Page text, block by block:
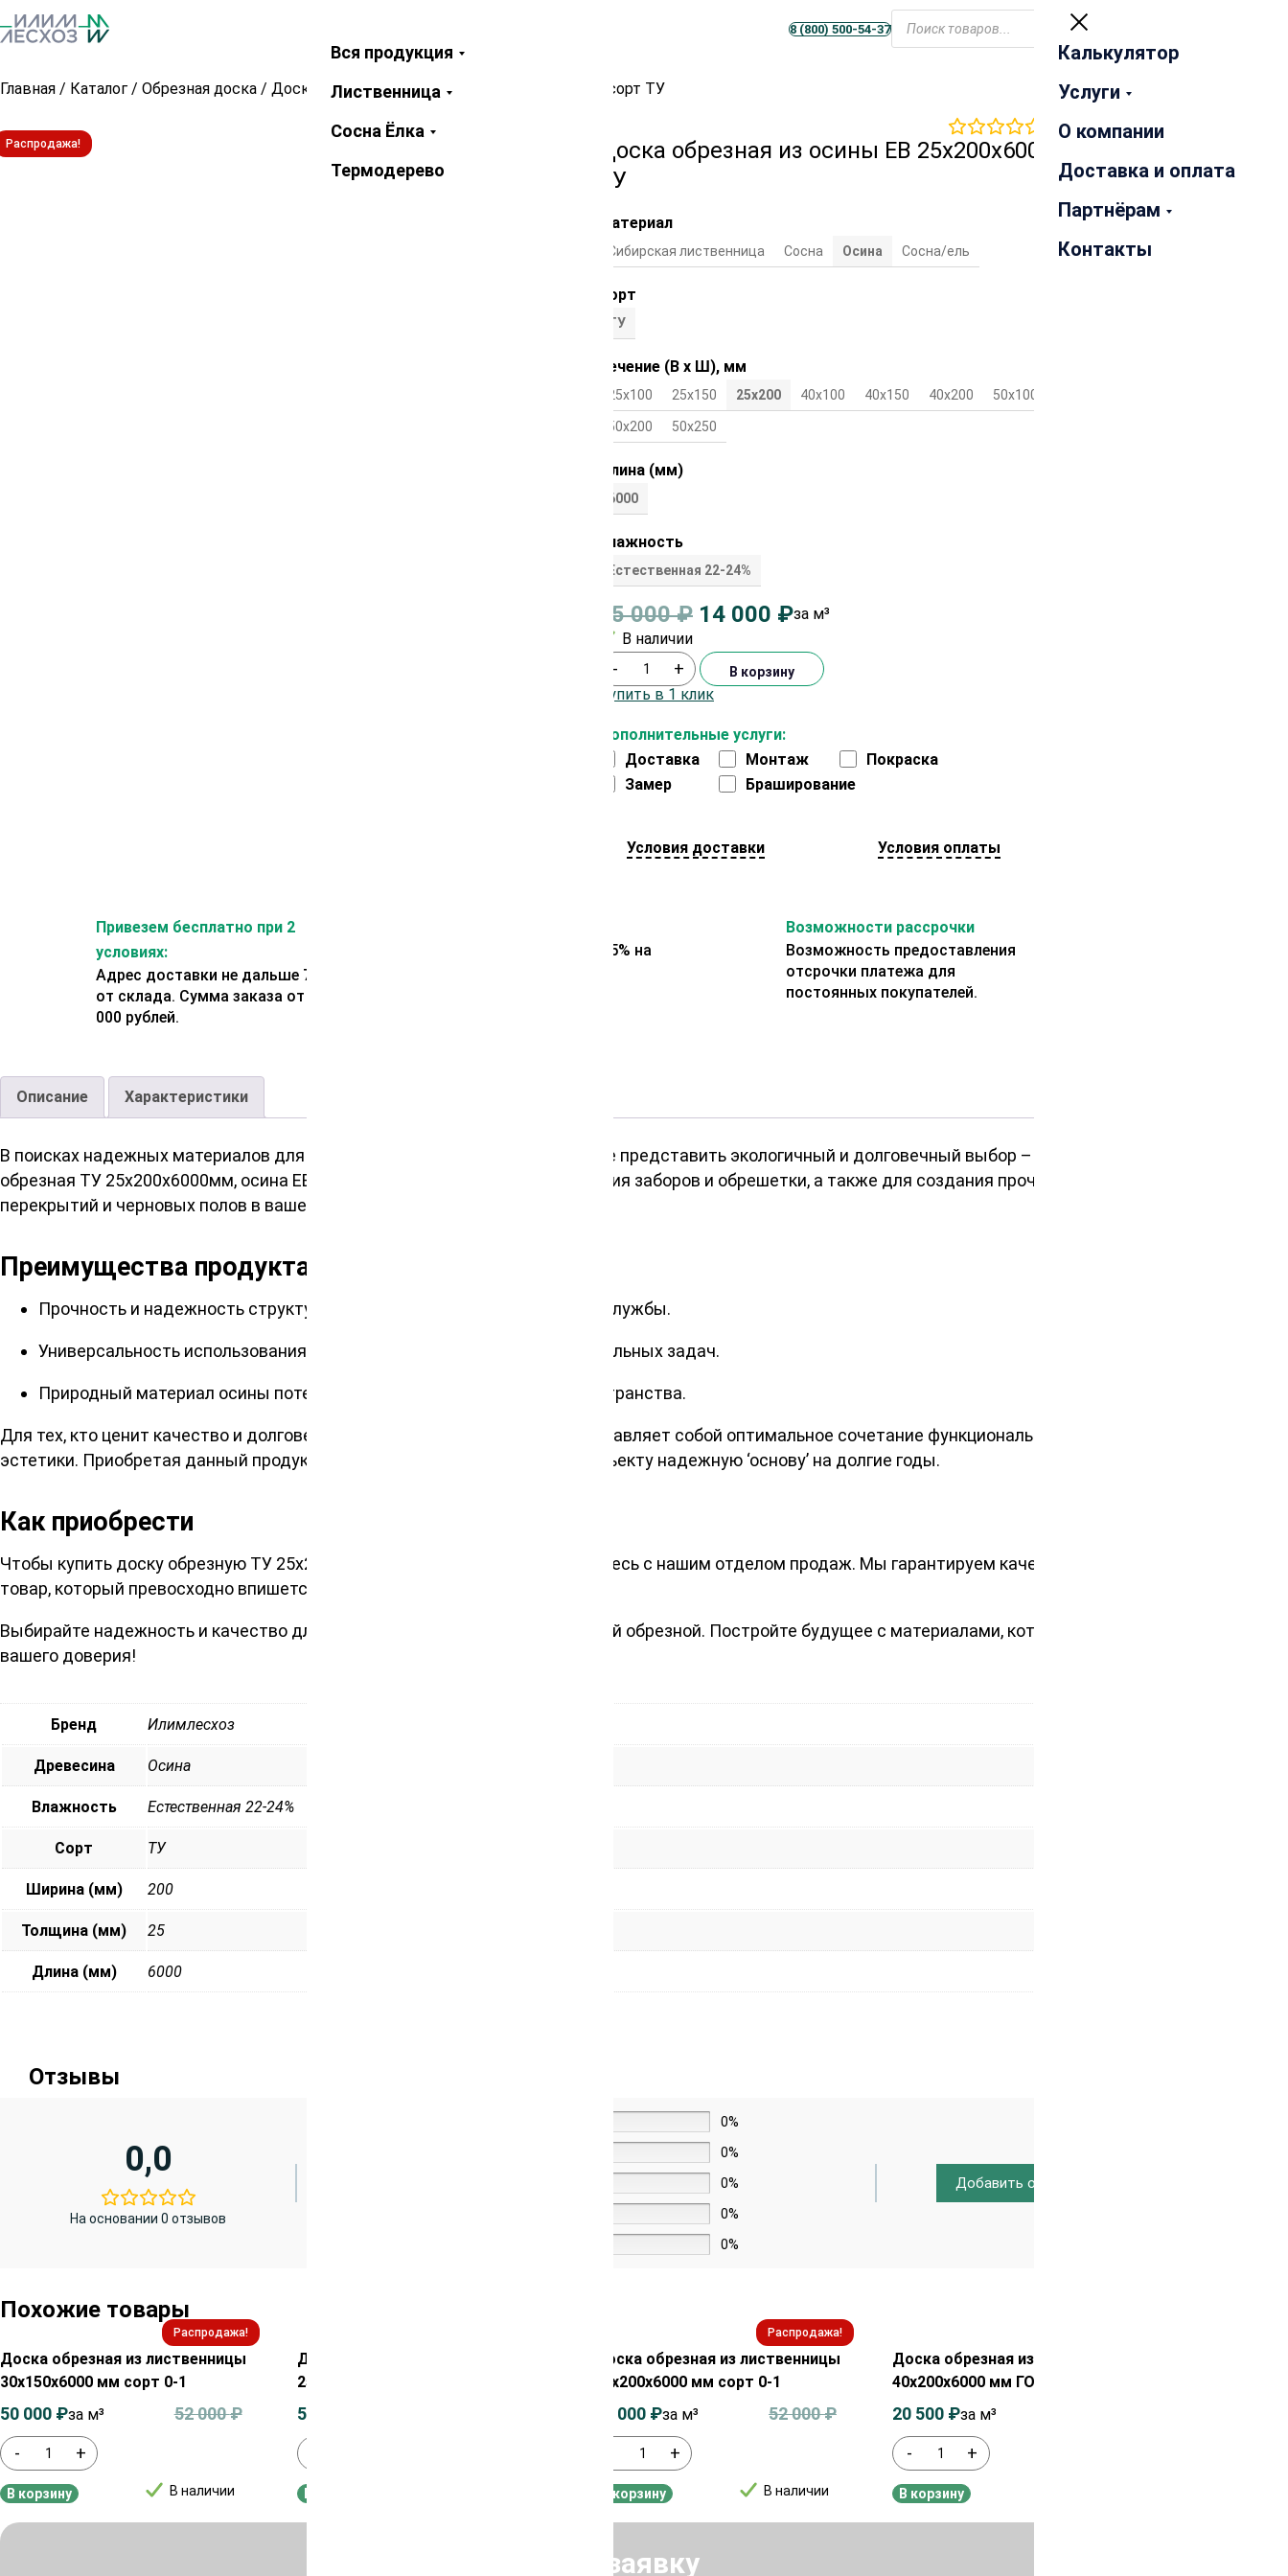
Телеграм
MAX8 (800) 500-54-37
Закрыть
Калькулятор
Услуги
О компании
Доставка и оплата
Партнёрам
Контакты
Закрыть
Вся продукция
Лиственница
Сосна Ёлка
Термодерево
Главная / Каталог / Обрезная доска / Доска обрезная из осины ЕВ 25х200х6000 мм сорт ТУ
отзывов
Распродажа!
Доска обрезная из осины ЕВ 25х200х6000 мм сорт
ТУ
Материал
Сибирская лиственница Cосна Осина Сосна/ель
Сорт
ТУ
Сечение (В х Ш), мм
25х100 25х150 25х200 40х100 40х150 40х200 50х100
50х200 50х250
Длина (мм)
6000
Влажность
Естественная 22-24%
15 000₽ 14 000 ₽за м³
В наличии
Дополнительные услуги:
Доставка
Монтаж
Покраска
Замер
Браширование
- + В корзину
Купить в 1 клик
Условия доставки Условия оплаты
Привезем бесплатно при 2
условиях:
Адрес доставки не дальше 70 км
от склада. Сумма заказа от 200
000 рублей.
Представляем скидку 5% на
Возможности рассрочки
Возможность предоставления
отсрочки платежа для
постоянных покупателей.
Описание Характеристики
В поисках надежных материалов для строительства и ремонта? Позвольте представить экологичный и долговечный выбор – доска
обрезная ТУ 25х200х6000мм, осина ЕВ – идеальное решение для сооружения заборов и обрешетки, а также для создания прочных
перекрытий и черновых полов в вашем доме.
Преимущества продукта
Прочность и надежность структуры обеспечивает длительный срок службы.
Универсальность использования охватывает широкий спектр строительных задач.
Природный материал осины потенцирует экологичность вашего пространства.
Для тех, кто ценит качество и долговечность, наша доска обрезная представляет собой оптимальное сочетание функциональности и
эстетики. Приобретая данный продукт у нас, вы обеспечиваете своему объекту надежную ‘основу’ на долгие годы.
Как приобрести
Чтобы купить доску обрезную ТУ 25х200х6000мм, осина ЕВ, просто свяжитесь с нашим отделом продаж. Мы гарантируем качественный
товар, который превосходно впишется в любой строительный проект.
Выбирайте надежность и качество для своего дома вместе с нашей доской обрезной. Постройте будущее с материалами, которые стоят
вашего доверия!
Бренд Илимлесхоз
Древесина Осина
Влажность Естественная 22-24%
Сорт ТУ
Ширина (мм) 200
Толщина (мм) 25
Длина (мм) 6000
Отзывы
0,0
На основании 0 отзывов
0%
0%
0%
0%
0%
Добавить отзыв
Похожие товары
Распродажа!
Доска обрезная из лиственницы
30х150х6000 мм сорт 0-1
- +
В наличии
52 000₽
50 000 ₽за м³
В корзину
Доска обрезная из лиственницы
25х200х6000 мм сорт 0-1
50 000
В корзину
Распродажа!
Доска обрезная из лиственницы
40х200х6000 мм сорт 0-1
+
В наличии
52 000₽
50 000 ₽за м³
В корзину
Доска обрезная из сосны ЕВ
40х200х6000 мм ГОСТ 1 сорт
- +
20 500 ₽за м³
В корзину
Отправить заявку